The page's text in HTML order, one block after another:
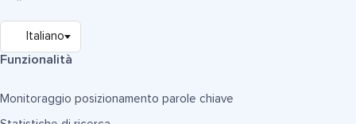
Funzionalità
Monitoraggio posizionamento parole chiave